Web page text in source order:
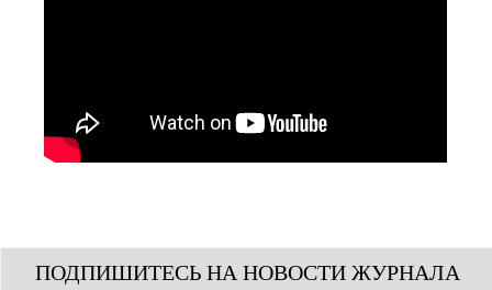
ПОДПИШИТЕСЬ НА НОВОСТИ ЖУРНАЛА